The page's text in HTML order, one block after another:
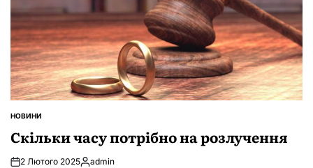
ОПУБЛІКУВАТИ
НОВИНИ
Скільки часу потрібно на розлучення
2 Лютого 2025 admin